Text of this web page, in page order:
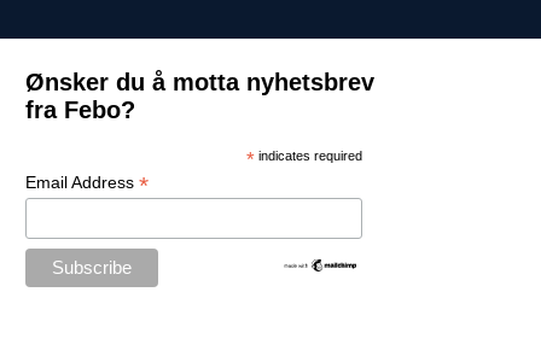
Ønsker du å motta nyhetsbrev
fra Febo?
* indicates required
Email Address *